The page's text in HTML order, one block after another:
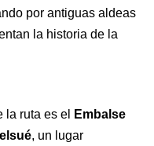
por antiguas aldeas
la historia de la
la ruta es el
Embalse
, un lugar